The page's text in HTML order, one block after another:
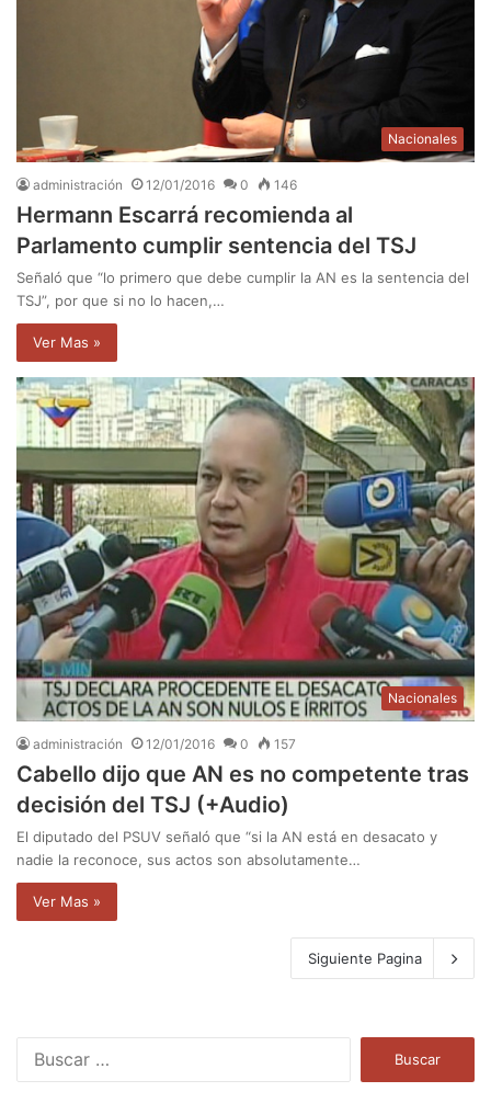
Nacionales
administración 12/01/2016 0 146
Hermann Escarrá recomienda al
Parlamento cumplir sentencia del TSJ
Señaló que “lo primero que debe cumplir la AN es la sentencia del
TSJ”, por que si no lo hacen,…
Ver Mas »
Nacionales
administración 12/01/2016 0 157
Cabello dijo que AN es no competente tras
decisión del TSJ (+Audio)
El diputado del PSUV señaló que “si la AN está en desacato y
nadie la reconoce, sus actos son absolutamente…
Ver Mas »
Siguiente Pagina